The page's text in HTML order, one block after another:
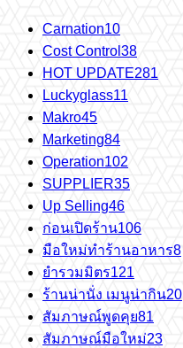
Carnation10
Cost Control 38
HOT UPDATE281
Luckyglass11
Makro45
Marketing84
Operation102
SUPPLIER35
Up Selling46
ก่อนเปิดร้าน106
มือใหม่ทำร้านอาหาร8
ยำรวมมิตร121
ร้านน่านั่ง เมนูน่ากิน20
สัมภาษณ์พูดคุย81
สัมภาษณ์มือใหม่23